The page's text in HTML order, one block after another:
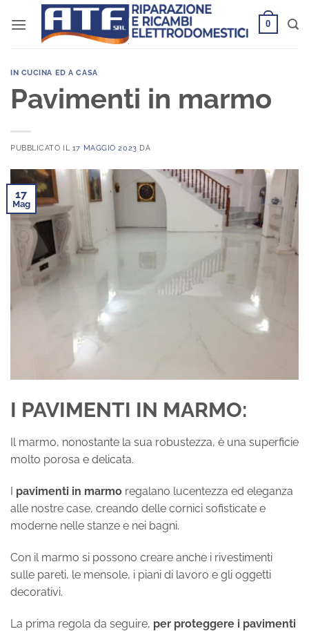
contenuti
0
IN CUCINA ED A CASA
Pavimenti in marmo
PUBBLICATO IL 17 MAGGIO 2023 DA
17
Mag
I PAVIMENTI IN MARMO:
Il marmo, nonostante la sua robustezza, è una superficie
molto porosa e delicata.
I pavimenti in marmo regalano lucentezza ed eleganza
alle nostre case, creando delle cornici sofisticate e
moderne nelle stanze e nei bagni.
Con il marmo si possono creare anche i rivestimenti
sulle pareti, le mensole, i piani di lavoro e gli oggetti
decorativi.
La prima regola da seguire, per proteggere i pavimenti